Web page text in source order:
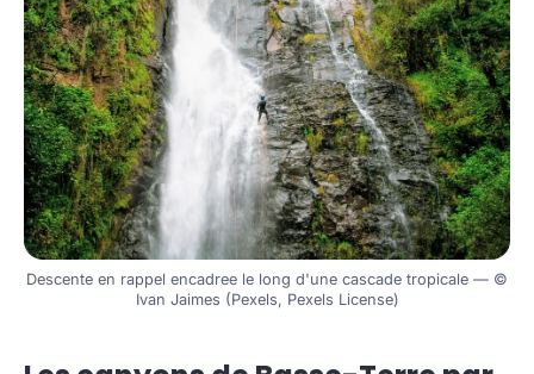
Descente en rappel encadree le long d'une cascade tropicale — ©
Ivan Jaimes (Pexels, Pexels License)